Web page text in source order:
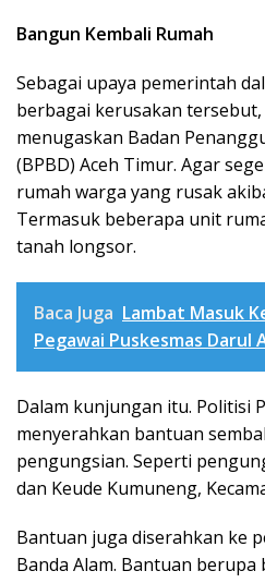
Bangun Kembali Rumah
Sebagai upaya pemerintah
berbagai kerusakan tersebut,
menugaskan Badan
(BPBD) Aceh Timur. Agar
rumah warga yang rusak
Termasuk beberapa unit
tanah longsor.
Baca Juga Lambat Masuk
Pegawai Puskesmas Darul
Dalam kunjungan itu. Politisi
menyerahkan bantuan
pengungsian. Seperti
dan Keude Kumuneng,
Bantuan juga diserahkan ke
Banda Alam. Bantuan